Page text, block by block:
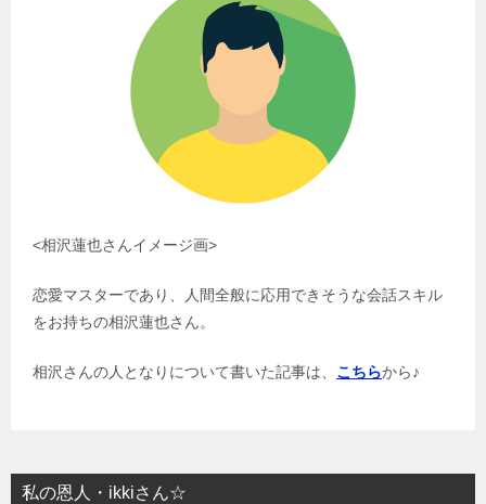
<相沢蓮也さんイメージ画>
恋愛マスターであり、人間全般に応用できそうな会話スキル
をお持ちの相沢蓮也さん。
相沢さんの人となりについて書いた記事は、 こちらから♪
私の恩人・ikkiさん☆